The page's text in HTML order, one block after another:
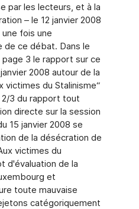
par les lecteurs, et à la
– le 12 janvier 2008
fois une
de ce débat. Dans le
page 3 le rapport sur ce
2008 autour de la
victimes du Stalinisme“
3 du rapport tout
directe sur la session
15 janvier 2008 se
de la désécration de
victimes du
d'évaluation de la
et
toute mauvaise
catégoriquement